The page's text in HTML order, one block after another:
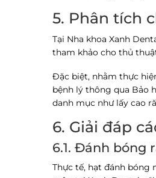
5. Phân tích
Tại Nha khoa Xanh
tham khảo cho thủ
Đặc biệt, nhằm thực
bệnh lý thông qua Bảo
danh mục như lấy cao
6. Giải đáp
6.1. Đánh bóng
Thực tế, hạt đánh bóng